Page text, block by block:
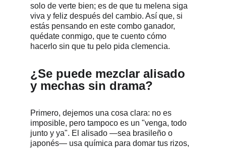
solo de verte bien; es de que tu melena siga
viva y feliz después del cambio. Así que, si
estás pensando en este combo ganador,
quédate conmigo, que te cuento cómo
hacerlo sin que tu pelo pida clemencia.
¿Se puede mezclar alisado
y mechas sin drama?
Primero, dejemos una cosa clara: no es
imposible, pero tampoco es un "venga, todo
junto y ya". El alisado —sea brasileño o
japonés— usa química para domar tus rizos,